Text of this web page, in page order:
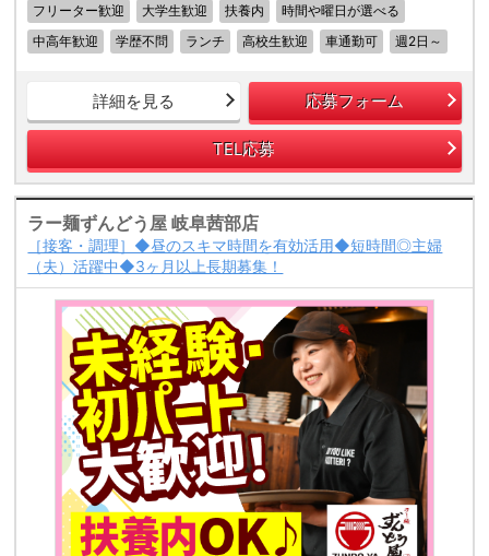
フリーター歓迎
大学生歓迎 扶養内
時間や曜日が選べる
中高年歓迎
学歴不問 ランチ 高校生歓迎 車通勤可 週2日～
詳細を見る 応募フォーム
TEL応募
ラー麺ずんどう屋 岐阜茜部店
［接客・調理］◆昼のスキマ時間を有効活用◆短時間◎主婦
（夫）活躍中◆3ヶ月以上長期募集！